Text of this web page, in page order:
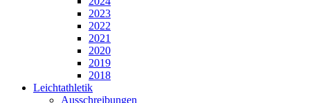
2023
2022
2021
2020
2019
2018
Leichtathletik
Ausschreibungen